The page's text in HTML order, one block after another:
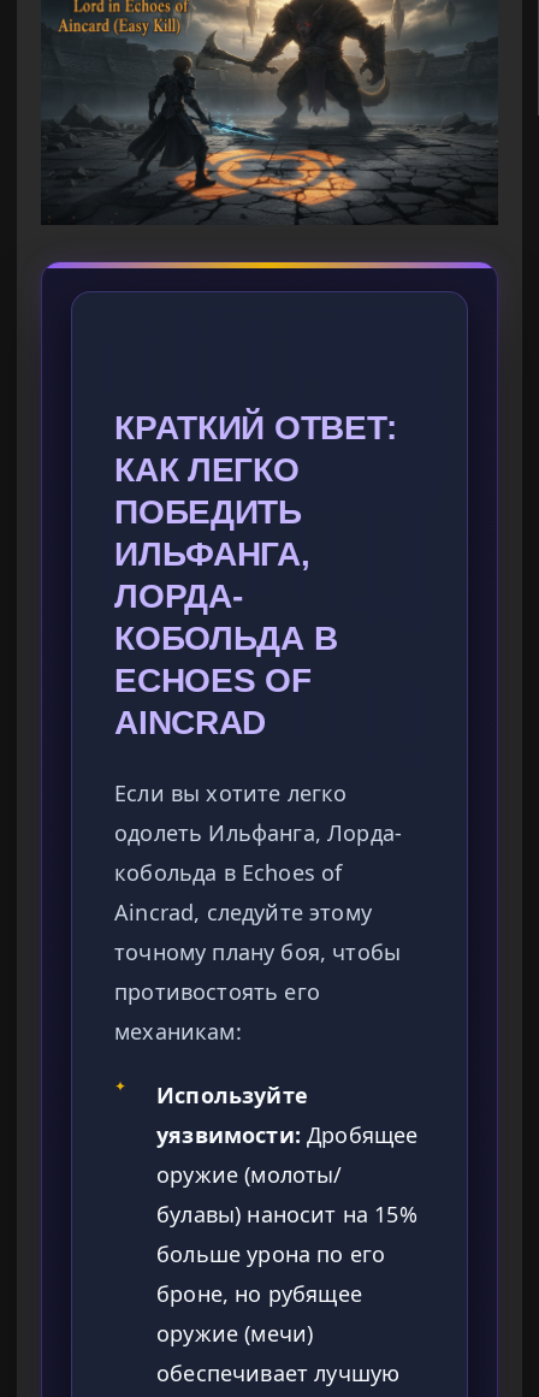
КРАТКИЙ ОТВЕТ:
КАК ЛЕГКО
ПОБЕДИТЬ
ИЛЬФАНГА,
ЛОРДА-
КОБОЛЬДА В
ECHOES OF
AINCRAD
Если вы хотите легко
одолеть Ильфанга, Лорда-
кобольда в Echoes of
Aincrad, следуйте этому
точному плану боя, чтобы
противостоять его
механикам:
✦
Используйте
уязвимости: Дробящее
оружие (молоты/
булавы) наносит на 15%
больше урона по его
броне, но рубящее
оружие (мечи)
обеспечивает лучшую